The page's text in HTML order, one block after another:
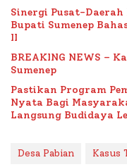
Sinergi Pusat-Daerah
Bupati Sumenep
II
BREAKING NEWS –
Sumenep
Pastikan Program
Nyata Bagi
Langsung Budidaya
Desa Pabian Kasus